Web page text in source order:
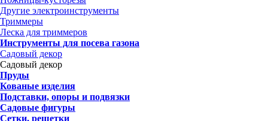
Другие электроинструменты
Триммеры
Леска для триммеров
Инструменты для посева газона
Садовый декор
Садовый декор
Пруды
Кованые изделия
Подставки, опоры и подвязки
Садовые фигуры
Сетки, решетки